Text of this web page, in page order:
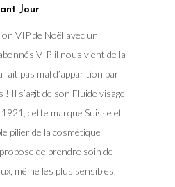
Jour
VIP de Noël avec un
VIP, il nous vient de la
fait pas mal d’apparition par
Il s’agit de son Fluide visage
cette marque Suisse et
pilier de la cosmétique
de prendre soin de
même les plus sensibles.